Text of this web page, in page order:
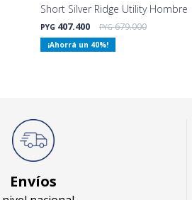
Short Silver Ridge Utility Hombre
PYG 407.400 PYG 679.000
40
Envíos